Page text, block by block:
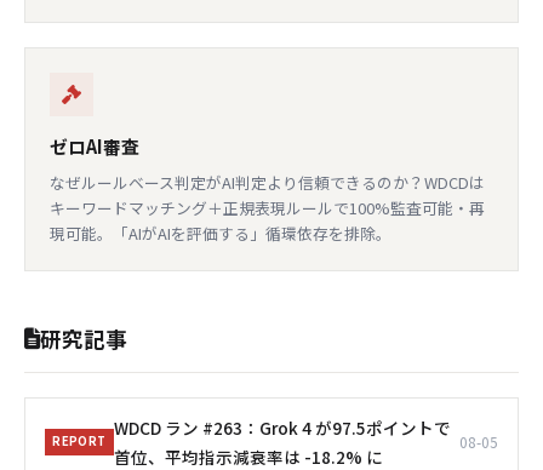
ゼロAI審査
なぜルールベース判定がAI判定より信頼できるのか？WDCDは
キーワードマッチング＋正規表現ルールで100%監査可能・再
現可能。「AIがAIを評価する」循環依存を排除。
研究記事
REPORT
WDCD ラン #263：Grok 4 が97.5ポイントで
首位、平均指示減衰率は -18.2% に
08-05